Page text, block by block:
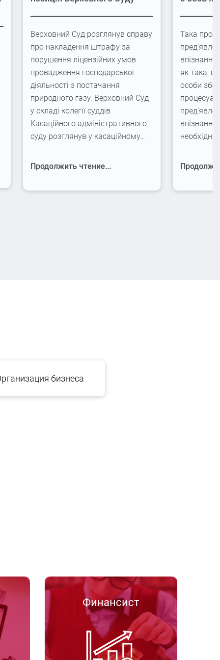
Верховний Суд розглянув справу
про накладення штрафу за
порушення ліцензійних умов
провадження господарської
діяльності з постачання
природного газу. Верховний Суд
у складі колегії суддів
Касаційного адміністративного
суду розглянув у касаційному…
Продолжить чтение...
Така
як така,
особи
бизнеса
Финансист